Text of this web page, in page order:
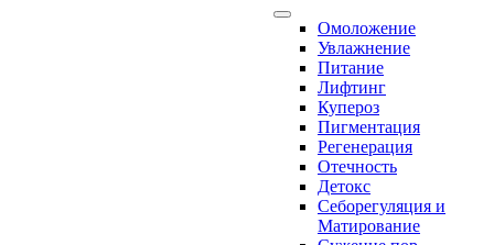
Омоложение
Увлажнение
Питание
Лифтинг
Купероз
Пигментация
Регенерация
Отечность
Детокс
Себорегуляция и
Матирование